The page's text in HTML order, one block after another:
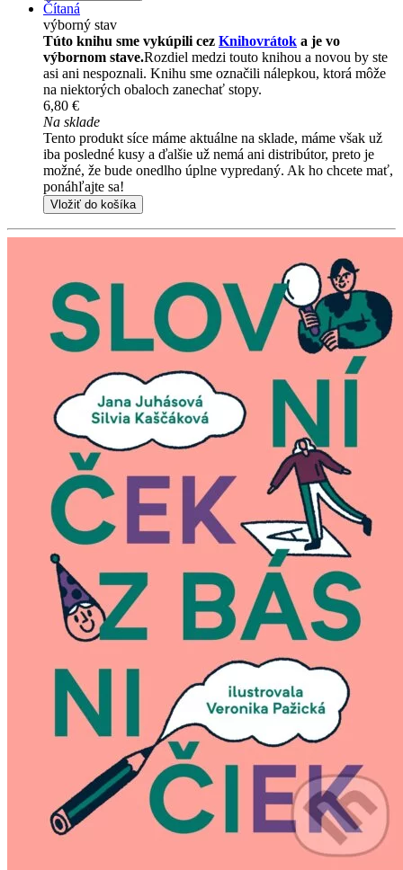
Čítaná
výborný stav
Túto knihu sme vykúpili cez Knihovrátok a je vo
výbornom stave.Rozdiel medzi touto knihou a novou by ste
asi ani nespoznali. Knihu sme označili nálepkou, ktorá môže
na niektorých obaloch zanechať stopy.
6,80 €
Na sklade
Tento produkt síce máme aktuálne na sklade, máme však už
iba posledné kusy a ďalšie už nemá ani distribútor, preto je
možné, že bude onedlho úplne vypredaný. Ak ho chcete mať,
ponáhľajte sa!
Vložiť do košíka